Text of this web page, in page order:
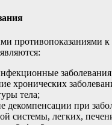
противопоказаниями
хронических
тела;
декомпенсации при
системы, легких,